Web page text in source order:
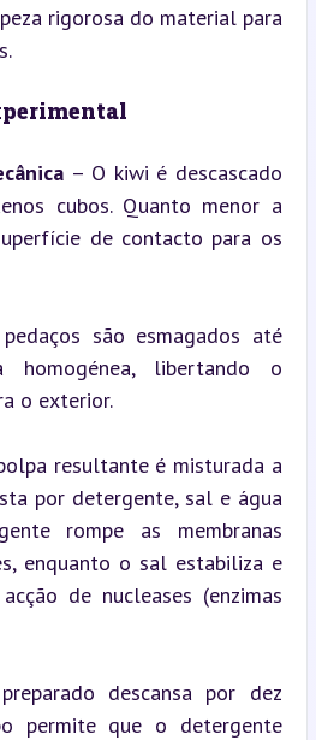
rigorosa do material para
– O kiwi é descascado
cubos. Quanto menor a
de contacto para os
são esmagados até
homogénea, libertando o
o exterior.
resultante é misturada a
por detergente, sal e água
rompe as membranas
enquanto o sal estabiliza e
de nucleases (enzimas
descansa por dez
permite que o detergente